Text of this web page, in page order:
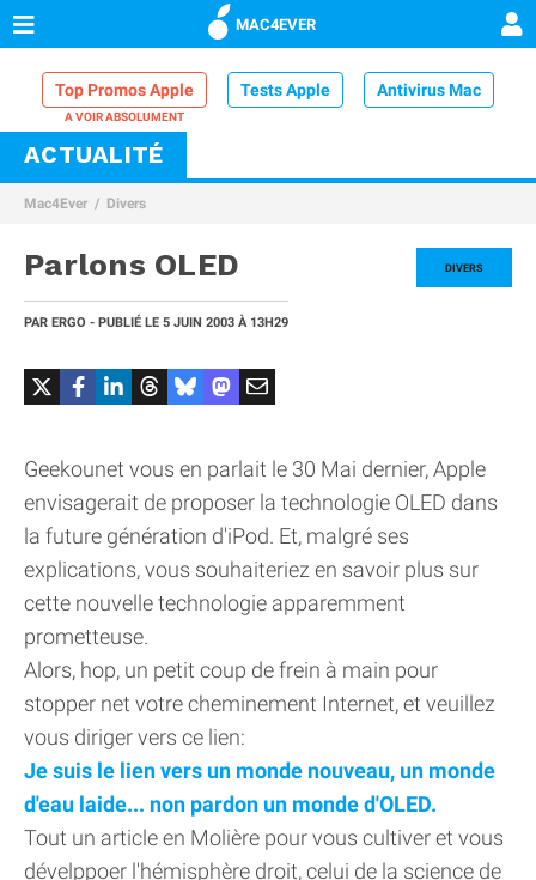
MAC4EVER
Top Promos Apple Tests Apple Antivirus Mac
VPN Mac
Comparatif iPhone
ACTUALITÉ
Mac4Ever Divers
DIVERS
Parlons OLED
PAR ERGO - PUBLIÉ LE 5 JUIN 2003 À 13H29
Geekounet vous en parlait le 30 Mai dernier, Apple
envisagerait de proposer la technologie OLED dans
la future génération d'iPod. Et, malgré ses
explications, vous souhaiteriez en savoir plus sur
cette nouvelle technologie apparemment
prometteuse.
Alors, hop, un petit coup de frein à main pour
stopper net votre cheminement Internet, et veuillez
vous diriger vers ce lien:
Je suis le lien vers un monde nouveau, un monde
d'eau laide... non pardon un monde d'OLED.
Tout un article en Molière pour vous cultiver et vous
dévelppoer l'hémisphère droit, celui de la science de